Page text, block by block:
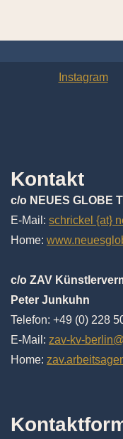
Instagram
Kontakt
c/o NEUES GLOBE
E-Mail: schrickel {at}
Home:
c/o ZAV
Peter Junkuhn
Telefon: +49 (0) 228
E-Mail: zav-kv-
Home: